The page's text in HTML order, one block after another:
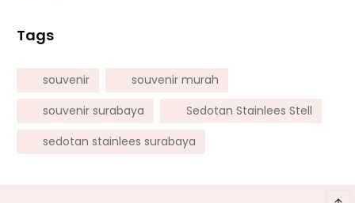
Tags
souvenir
souvenir murah
souvenir surabaya
Sedotan Stainlees Stell
sedotan stainlees surabaya